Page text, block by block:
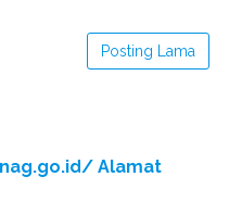
Posting Lama
Alamat